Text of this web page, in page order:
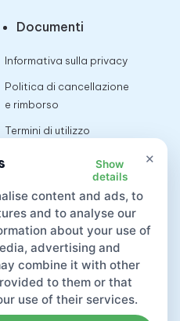
Documenti
Informativa sulla privacy
Politica di cancellazione
e rimborso
Termini di utilizzo
×
Show
details
content and ads, to
and to analyse our
about your use of
advertising and
combine it with other
to them or that
use of their services.